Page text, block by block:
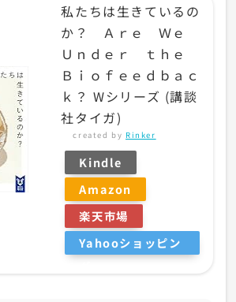
私たちは生きているの
か？ Ａｒｅ Ｗｅ
Ｕｎｄｅｒ ｔｈｅ
Ｂｉｏｆｅｅｄｂａｃ
ｋ？ Wシリーズ (講談
社タイガ)
created by Rinker
Kindle
Amazon
楽天市場
Yahooショッピン